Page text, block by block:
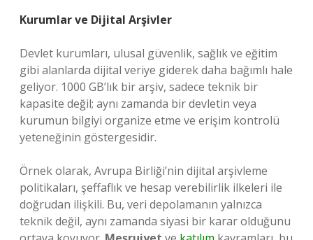
Kurumlar ve Dijital Arşivler
Devlet kurumları, ulusal güvenlik, sağlık ve eğitim
gibi alanlarda dijital veriye giderek daha bağımlı hale
geliyor. 1000 GB’lık bir arşiv, sadece teknik bir
kapasite değil; aynı zamanda bir devletin veya
kurumun bilgiyi organize etme ve erişim kontrolü
yeteneğinin göstergesidir.
Örnek olarak, Avrupa Birliği’nin dijital arşivleme
politikaları, şeffaflık ve hesap verebilirlik ilkeleri ile
doğrudan ilişkili. Bu, veri depolamanın yalnızca
teknik değil, aynı zamanda siyasi bir karar olduğunu